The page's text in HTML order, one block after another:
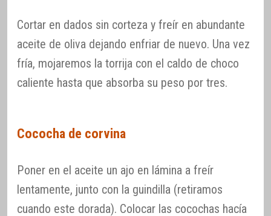
Cortar en dados sin corteza y freír en abundante
aceite de oliva dejando enfriar de nuevo. Una vez
fría, mojaremos la torrija con el caldo de choco
caliente hasta que absorba su peso por tres.
Cococha de corvina
Poner en el aceite un ajo en lámina a freír
lentamente, junto con la guindilla (retiramos
cuando este dorada). Colocar las cocochas hacía